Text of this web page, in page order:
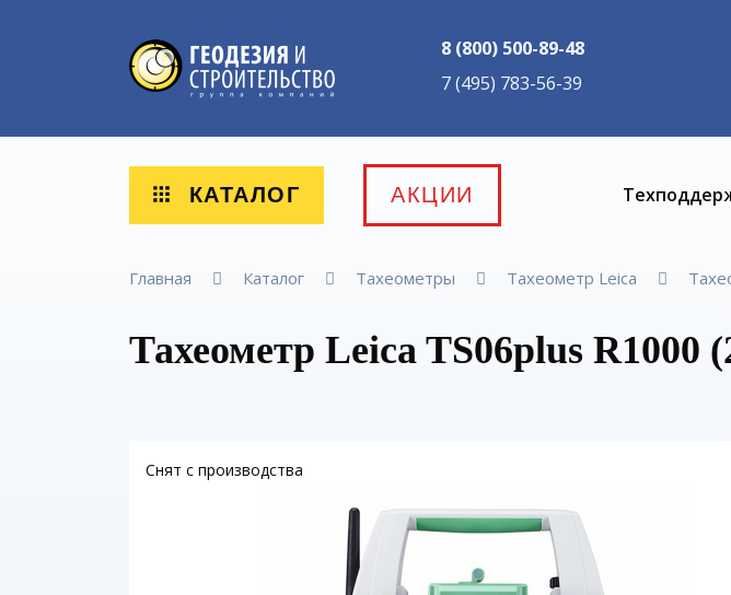
8 (800) 500-89-48
7 (495) 783-56-39
КАТАЛОГ АКЦИИ
Главная Каталог Тахеометры Тахеометр Leica
Тахеометр Leica TS06plus R1000
Снят с производства